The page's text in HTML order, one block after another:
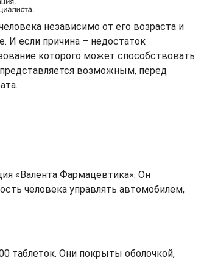
независимо от его возраста и
И если причина – недостаток
которого может способствовать
возможным, перед
«Валента Фармацевтика». Он
человека управлять автомобилем,
таблеток. Они покрыты оболочкой,